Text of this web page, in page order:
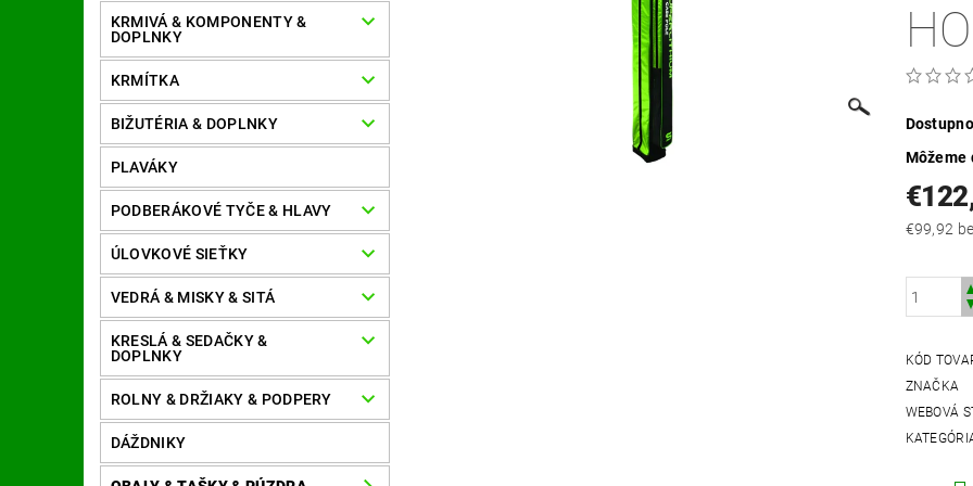
KRMIVÁ & KOMPONENTY &
DOPLNKY
KRMÍTKA
BIŽUTÉRIA & DOPLNKY
PLAVÁKY
PODBERÁKOVÉ TYČE & HLAVY
ÚLOVKOVÉ SIEŤKY
VEDRÁ & MISKY & SITÁ
KRESLÁ & SEDAČKY &
DOPLNKY
ROLNY & DRŽIAKY & PODPERY
DÁŽDNIKY
Môžeme
KÓD
ZNAČKA
WEBOVÁ